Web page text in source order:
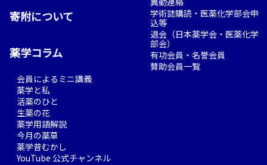
寄附について
薬学コラム
会員によるミニ講義
薬学と私
活薬のひと
生薬の花
薬学用語解説
今月の薬草
薬学昔むかし
YouTube 公式チャンネル
学術誌購読・医薬化学部会申
込等
退会（日本薬学会・医薬化学
部会）
有功会員・名誉会員
賛助会員一覧